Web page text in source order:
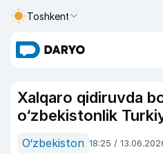
Toshkent
Xalqaro qidiruvda
o‘zbekistonlik
O‘zbekiston 18:25 /